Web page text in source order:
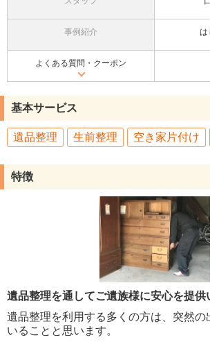
事例紹介 は
よくある質問・クーポン
基本サービス
遺品整理 生前整理 空き家片付け
特徴
遺品整理を通してご遺族様に安心を提供
遺品整理を利用する多くの方は、突然の
いることと思います。